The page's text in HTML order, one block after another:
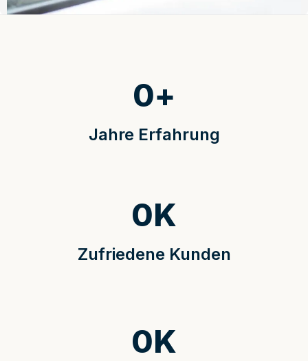
Jahre Erfahrung
0+
Zufriedene Kunden
0K
0K